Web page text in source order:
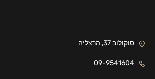
סוקולוב 37, הרצליה
09-9541604